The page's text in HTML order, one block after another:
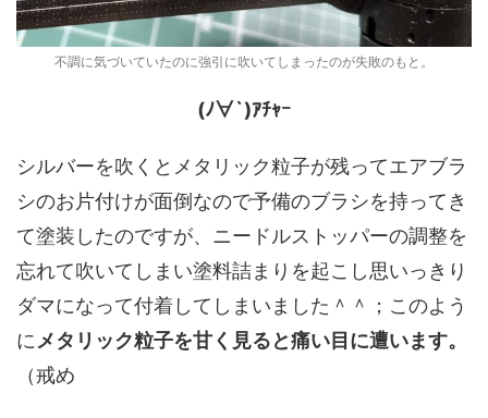
不調に気づいていたのに強引に吹いてしまったのが失敗のもと。
(ﾉ∀`)ｱﾁｬｰ
シルバーを吹くとメタリック粒子が残ってエアブラ
シのお片付けが面倒なので予備のブラシを持ってき
て塗装したのですが、ニードルストッパーの調整を
忘れて吹いてしまい塗料詰まりを起こし思いっきり
ダマになって付着してしまいました＾＾；このよう
に メタリック粒子を甘く見ると痛い目に遭います。
（戒め